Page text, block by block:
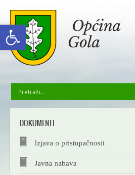
Open toolbar
GOLA I OKOLICA
DOKUMENTI
Izjava o pristupačnosti
Javna nabava